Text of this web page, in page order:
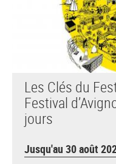
Les Clés du
Festival
jours
Jusqu'au 30 août